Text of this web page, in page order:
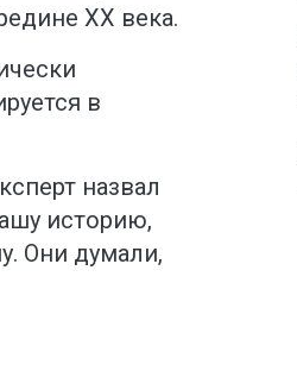
XX века.
в
назвал
историю,
Они думали,